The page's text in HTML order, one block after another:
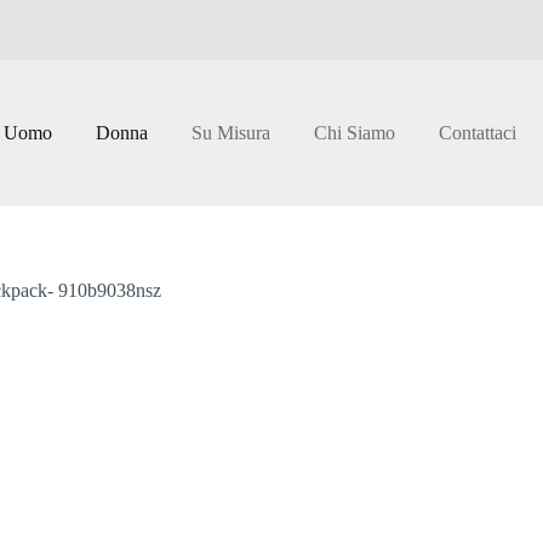
Uomo Donna Su Misura Chi Siamo Contattaci
910b9038nsz